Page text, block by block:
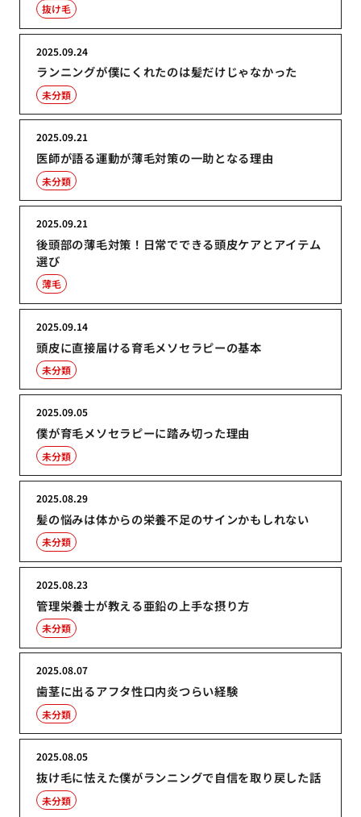
抜け毛
ランニングが僕にくれたのは髪だけじゃなかった
2025.09.24
未分類
医師が語る運動が薄毛対策の一助となる理由
2025.09.21
未分類
後頭部の薄毛対策！日常でできる頭皮ケアとアイテム
選び
2025.09.21
薄毛
頭皮に直接届ける育毛メソセラピーの基本
2025.09.14
未分類
僕が育毛メソセラピーに踏み切った理由
2025.09.05
未分類
髪の悩みは体からの栄養不足のサインかもしれない
2025.08.29
未分類
管理栄養士が教える亜鉛の上手な摂り方
2025.08.23
未分類
歯茎に出るアフタ性口内炎つらい経験
2025.08.07
未分類
抜け毛に怯えた僕がランニングで自信を取り戻した話
2025.08.05
未分類